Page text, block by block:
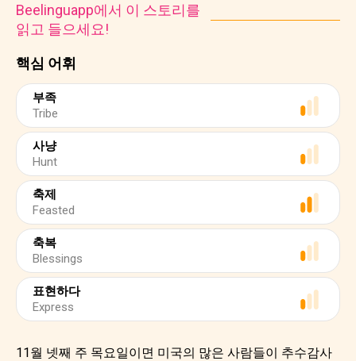
핵심 어휘
부족
Tribe
사냥
Hunt
축제
Feasted
축복
Blessings
표현하다
Express
Beelinguapp에서 이 스토리를
읽고 들으세요!
11월 넷째 주 목요일이면 미국의 많은 사람들이 추수감사